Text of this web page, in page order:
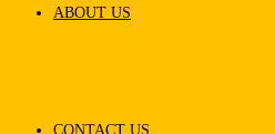
ABOUT US
CONTACT US